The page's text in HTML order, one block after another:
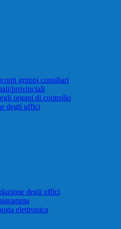
gruppi consiliari
provinciali
organi di controllo
degli uffici
degli uffici
elettronica